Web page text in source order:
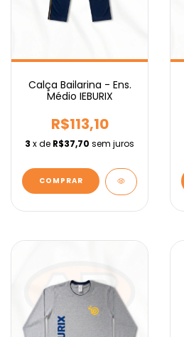
Calça Bailarina - Ens.
Médio IEBURIX
R$113,10
3 x de R$37,70 sem juros
COMPRAR